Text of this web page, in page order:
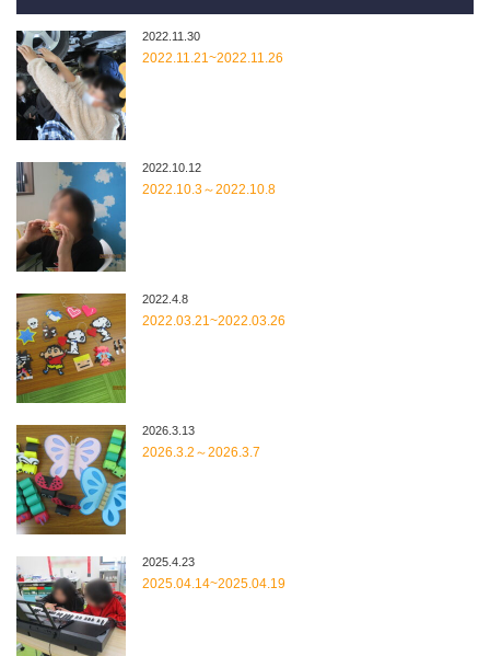
2022.11.30
2022.11.21~2022.11.26
2022.10.12
2022.10.3～2022.10.8
2022.4.8
2022.03.21~2022.03.26
2026.3.13
2026.3.2～2026.3.7
2025.4.23
2025.04.14~2025.04.19